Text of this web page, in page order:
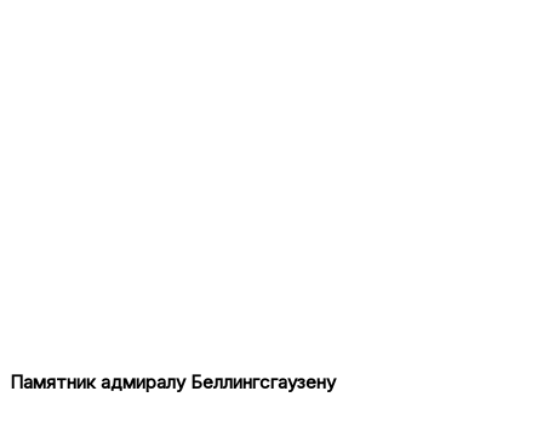
Памятник адмиралу Беллингсгаузену